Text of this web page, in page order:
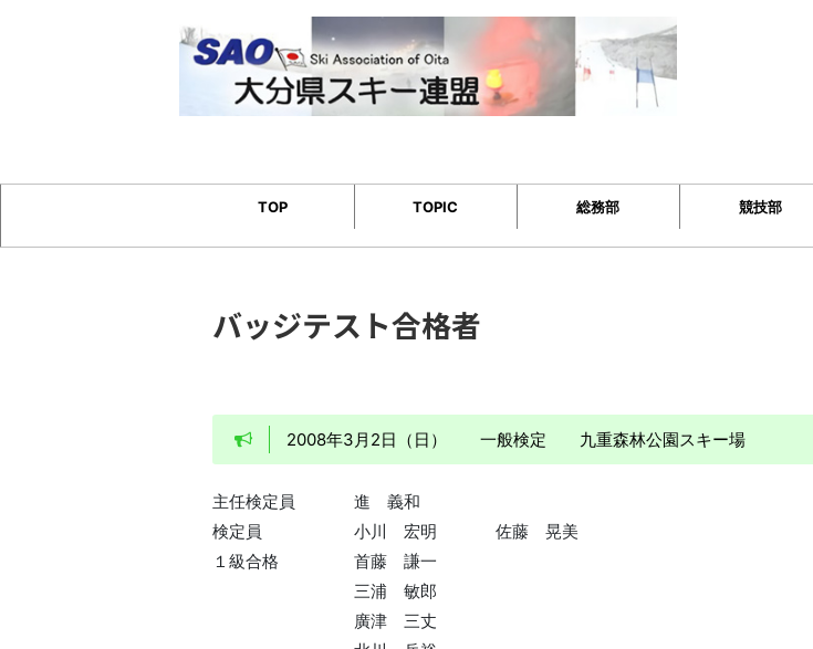
講習会
TOP TOPIC 総務部 競技部
バッジテスト合格者
2008年3月2日（日） 一般検定 九重森林公園スキー場
主任検定員
進 義和
検定員
小川 宏明
佐藤 晃美
１級合格
首藤 謙一
三浦 敏郎
廣津 三丈